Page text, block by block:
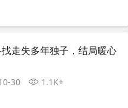
走失多年独子，结局暖心
30 1.1K+